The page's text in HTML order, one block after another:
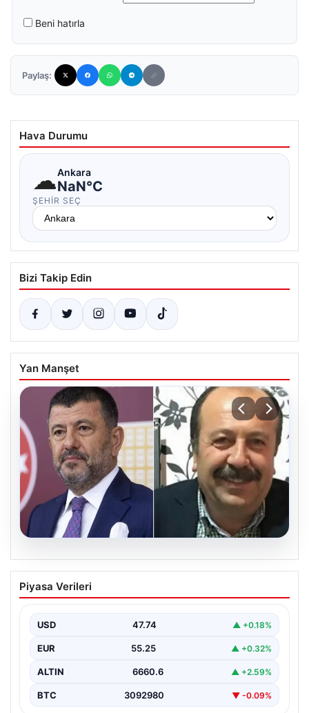
Beni hatırla
Paylaş:
Hava Durumu
☁Ankara
NaN°C
ŞEHIR SEÇ
Bizi Takip Edin
Yan Manşet
06.08.2026
Veli Ağbaba’nın ağabeyi Hür Ağbaba
tutuklandı
Piyasa Verileri
USD 47.74 ▲ +0.18%
EUR 55.25 ▲ +0.32%
ALTIN 6660.6 ▲ +2.59%
BTC 3092980 ▼ -0.09%